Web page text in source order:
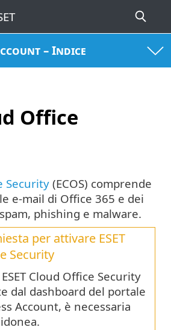
– Indice
Office
Security (ECOS) comprende
e-mail di Office 365 e dei
phishing e malware.
per attivare ESET
Security
Cloud Office Security
dal dashboard del portale
Account, è necessaria